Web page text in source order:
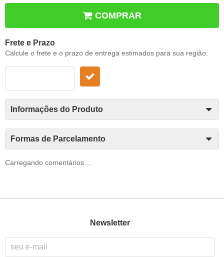
COMPRAR
Frete e Prazo
Calcule o frete e o prazo de entrega estimados para sua região:
Informações do Produto
Formas de Parcelamento
Carregando comentários ...
Newsletter